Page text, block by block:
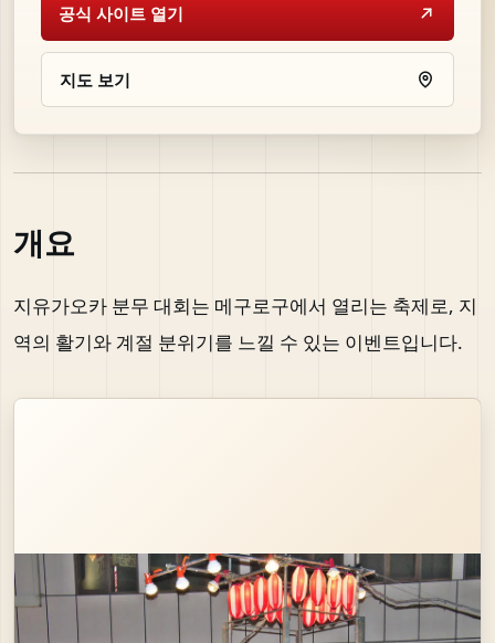
공식 사이트 열기
지도 보기
개요
지유가오카 분무 대회는 메구로구에서 열리는 축제로, 지
역의 활기와 계절 분위기를 느낄 수 있는 이벤트입니다.